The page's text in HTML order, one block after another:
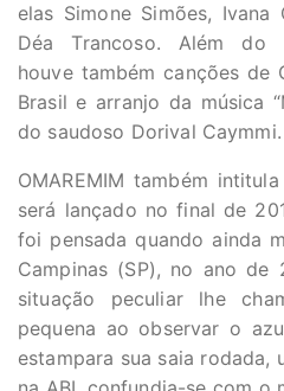
elas Simone Simões, Ivana
Déa Trancoso. Além do
houve também canções de
Brasil e arranjo da música
do saudoso Dorival Caymmi.
OMAREMIM também
será lançado no final de
foi pensada quando ainda
Campinas (SP), no ano de
situação peculiar lhe
pequena ao observar o
estampara sua saia rodada,